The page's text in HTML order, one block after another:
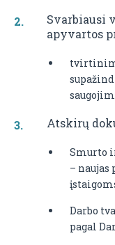
Svarbiausi
apyvartos
Atskirų
Smurto
–
Darbo
pagal